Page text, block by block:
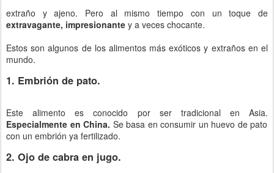
extraño y ajeno. Pero al mismo tiempo con un toque de
extravagante, impresionante y a veces chocante.
Estos son algunos de los alimentos más exóticos y extraños en el
mundo.
1. Embrión de pato.
Este alimento es conocido por ser tradicional en Asia.
Especialmente en China. Se basa en consumir un huevo de pato
con un embrión ya fertilizado.
2. Ojo de cabra en jugo.